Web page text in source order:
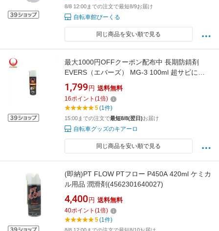
8/8 12:00までの注文で最短8/9お届け
自転車館びーくる
同じ商品を安い順で見る
最大1000円OFFクーポン配布中 長期防錆剤
EVERS（エバーズ） MG-3 100ml 超サビに強
い（強力防錆、防サビ、潤滑剤） 防錆スプレー
自転車、自転車部品、あらゆる金属をサビから
守ります
1,799 円 送料無料
16ポイント (1倍)
5(1件)
15:00までの注文で最短8/8(翌日)お届け
自転車グッズのキアーロ
同じ商品を安い順で見る
(即納)PT FLOW PTフロー P450A 420ml ケミカ
ル用品 潤滑剤(4562301640027)
4,400 円 送料無料
40ポイント (1倍)
5(1件)